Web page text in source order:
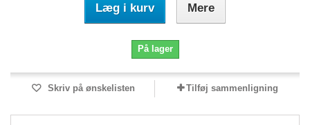
Læg i kurv Mere
På lager
Skriv på ønskelisten Tilføj sammenligning